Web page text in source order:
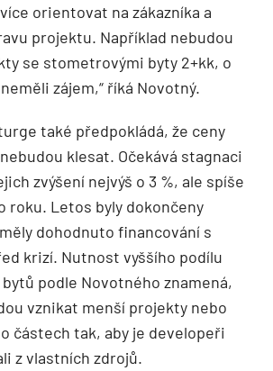
orientovat na zákazníka a
projektu. Například nebudou
se stometrovými byty 2+kk, o
zájem,“ říká Novotný.
také předpokládá, že ceny
klesat. Očekává stagnaci
zvýšení nejvýš o 3 %, ale spíše
roku. Letos byly dokončeny
dohodnuto financování s
krizí. Nutnost vyššího podílu
podle Novotného znamená,
vznikat menší projekty nebo
částech tak, aby je developeři
z vlastních zdrojů.